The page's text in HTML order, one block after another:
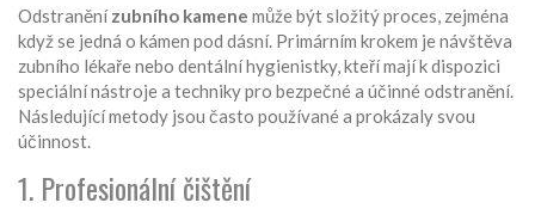
Odstraněnízubního kamene může být složitý proces, zejména
když se jedná o kámen pod dásní. Primárním krokem je návštěva
zubního lékaře nebo dentální hygienistky, kteří mají k dispozici
speciální nástroje a techniky pro bezpečné a účinné odstranění.
Následující metody jsou často používané a prokázaly svou
účinnost.
1. Profesionální čištění